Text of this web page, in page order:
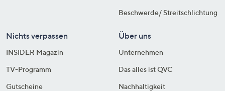
Beschwerde/ Streitschlichtung
Nichts verpassen
INSIDER Magazin
TV-Programm
Gutscheine
Über uns
Unternehmen
Das alles ist QVC
Nachhaltigkeit